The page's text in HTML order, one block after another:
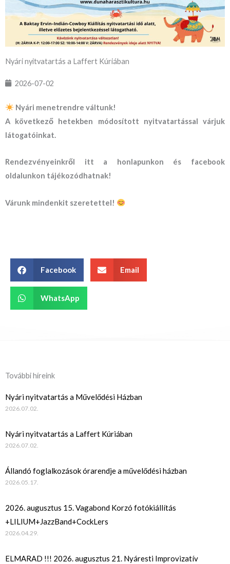
Nyári nyitvatartás a Laffert Kúriában
2026-07-02
Nyári menetrendre váltunk!
A következő hetekben módosított nyitvatartással várjuk
látogatóinkat.
Rendezvényeinkről itt a honlapunkon és facebook
oldalunkon tájékozódhatnak!
Várunk mindenkit szeretettel!
Facebook Email
WhatsApp
További híreink
Nyári nyitvatartás a Művelődési Házban
2026.07.02.
Nyári nyitvatartás a Laffert Kúriában
2026.07.02.
Állandó foglalkozások órarendje a művelődési házban
2026.05.17.
2026. augusztus 15. Vagabond Korzó fotókiállítás
+LILIUM+JazzBand+CockLers
2026.04.29.
ELMARAD !!! 2026. augusztus 21. Nyáresti Improvizatív